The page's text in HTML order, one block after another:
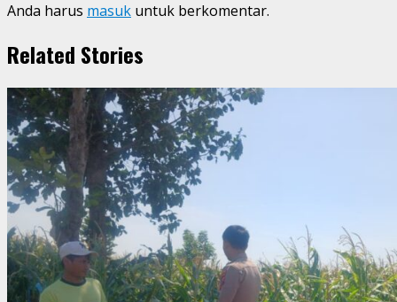
Anda harus masuk untuk berkomentar.
Related Stories